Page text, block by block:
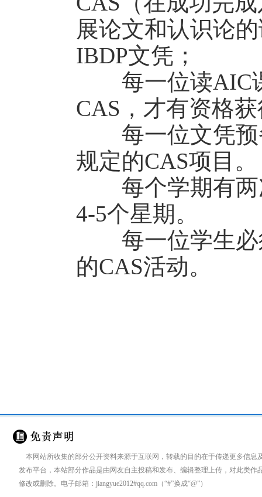
展论文和认识论
IBDP文凭；
每一位读AIC
CAS，才有资格
每一位文凭预
规定的CAS项目。
每个学期有两
4-5个星期。
每一位学生必
的CAS活动。
本网站所收集的部分公开资料来源于互联网，转载的目的在于传递更多信
发布平台，本站部分作品是由网友自主投稿和发布、编辑整理上传，对此类
修改或删除。电子邮箱：jiangyue2012#qq.com（“#”换成“@”）